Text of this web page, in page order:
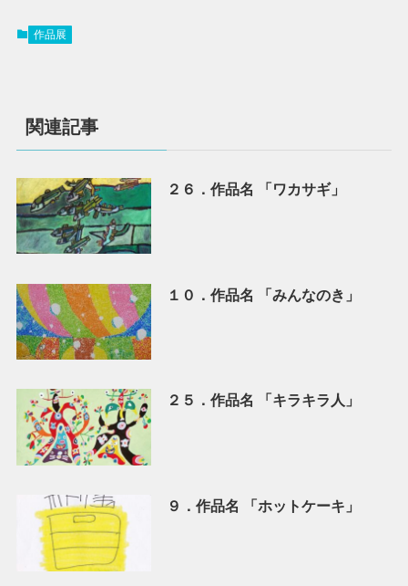
作品展
関連記事
２６．作品名 「ワカサギ」
１０．作品名 「みんなのき」
２５．作品名 「キラキラ人」
９．作品名 「ホットケーキ」